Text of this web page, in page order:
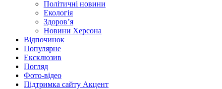
Політичні новини
Екологія
Здоров’я
Новини Херсона
Відпочинок
Популярне
Ексклюзив
Погляд
Фото-відео
Підтримка сайту Акцент